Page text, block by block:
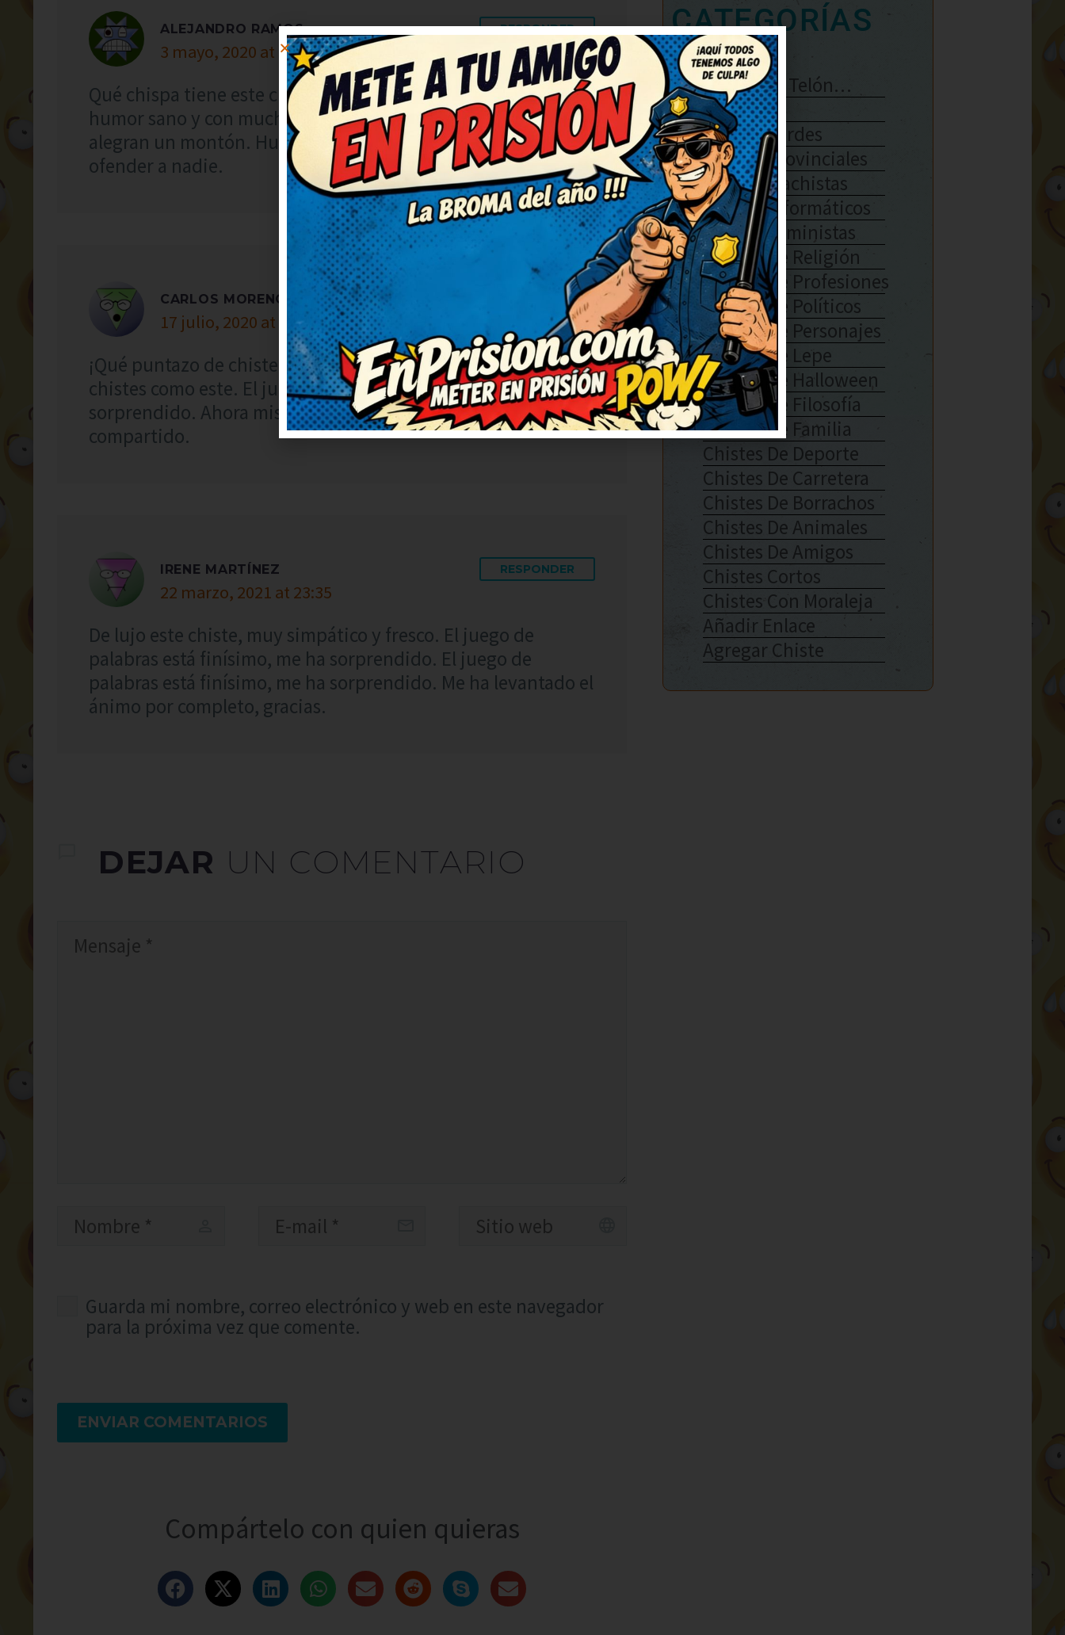
ALEJANDRO RAMOS
3 mayo, 2020 at 14:25
RESPONDER
Qué chispa tiene este chiste, me partí de risa. Así da gusto,
humor sano y con mucha gracia. Seguid publicando más, que
alegran un montón. Humor del bueno, con gracia y sin
ofender a nadie.
CARLOS MORENO
17 julio, 2020 at 1:38
RESPONDER
¡Qué puntazo de chiste! Deberían hacer una serie solo con
chistes como este. El juego de palabras está finísimo, me ha
sorprendido. Ahora mismo lo reenvío porque merece ser
compartido.
IRENE MARTÍNEZ
22 marzo, 2021 at 23:35
RESPONDER
De lujo este chiste, muy simpático y fresco. El juego de
palabras está finísimo, me ha sorprendido. El juego de
palabras está finísimo, me ha sorprendido. Me ha levantado el
ánimo por completo, gracias.
DEJAR UN COMENTARIO
Guarda mi nombre, correo electrónico y web en este navegador
para la próxima vez que comente.
ENVIAR COMENTARIOS
Compártelo con quien quieras
CATEGORÍAS
Se Abre El Telón…
Enlaces
Chistes Verdes
Chistes Provinciales
Chistes Machistas
Chistes Informáticos
Chistes Feministas
Chistes De Religión
Chistes De Profesiones
Chistes De Políticos
Chistes De Personajes
Chistes De Lepe
Chistes De Halloween
Chistes De Filosofía
Chistes De Familia
Chistes De Deporte
Chistes De Carretera
Chistes De Borrachos
Chistes De Animales
Chistes De Amigos
Chistes Cortos
Chistes Con Moraleja
Añadir Enlace
Agregar Chiste